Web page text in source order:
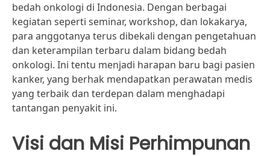
bedah onkologi di Indonesia. Dengan berbagai
kegiatan seperti seminar, workshop, dan lokakarya,
para anggotanya terus dibekali dengan pengetahuan
dan keterampilan terbaru dalam bidang bedah
onkologi. Ini tentu menjadi harapan baru bagi pasien
kanker, yang berhak mendapatkan perawatan medis
yang terbaik dan terdepan dalam menghadapi
tantangan penyakit ini.
Visi dan Misi Perhimpunan